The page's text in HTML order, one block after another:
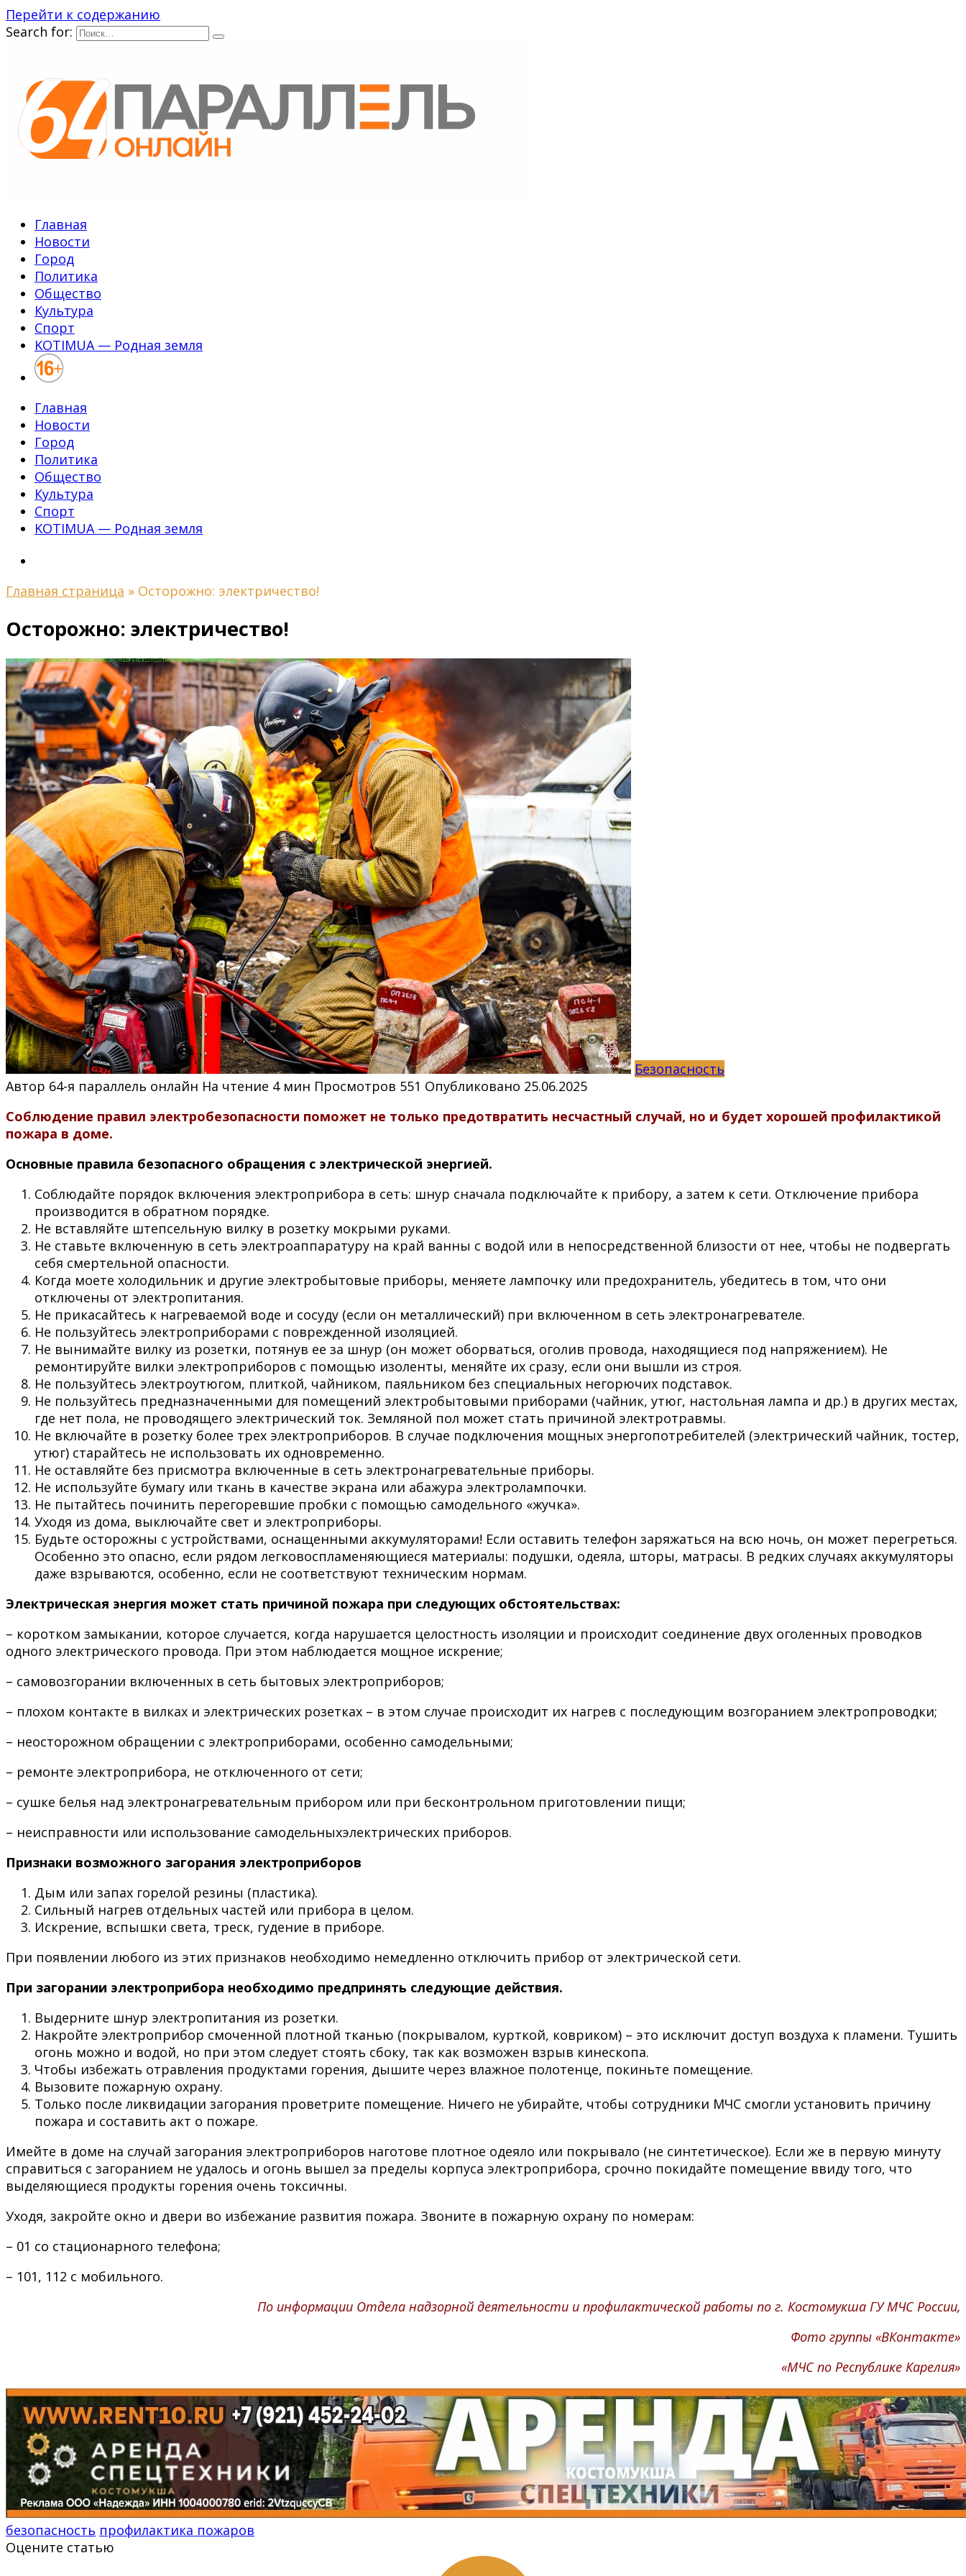
Перейти к содержанию
Search for:
Главная
Новости
Город
Политика
Общество
Культура
Спорт
KOTIMUA — Родная земля
Главная
Новости
Город
Политика
Общество
Культура
Спорт
KOTIMUA — Родная земля
Главная страница » Осторожно: электричество!
Осторожно: электричество!
Безопасность
Автор 64-я параллель онлайн На чтение 4 мин Просмотров 551 Опубликовано 25.06.2025
Соблюдение правил электробезопасности поможет не только предотвратить несчастный случай, но и будет хорошей профилактикой
пожара в доме.
Основные правила безопасного обращения с электрической энергией.
Соблюдайте порядок включения электроприбора в сеть: шнур сначала подключайте к прибору, а затем к сети. Отключение прибора
производится в обратном порядке.
Не вставляйте штепсельную вилку в розетку мокрыми руками.
Не ставьте включенную в сеть электроаппаратуру на край ванны с водой или в непосредственной близости от нее, чтобы не подвергать
себя смертельной опасности.
Когда моете холодильник и другие электробытовые приборы, меняете лампочку или предохранитель, убедитесь в том, что они
отключены от электропитания.
Не прикасайтесь к нагреваемой воде и сосуду (если он металлический) при включенном в сеть электронагревателе.
Не пользуйтесь электроприборами с поврежденной изоляцией.
Не вынимайте вилку из розетки, потянув ее за шнур (он может оборваться, оголив провода, находящиеся под напряжением). Не
ремонтируйте вилки электроприборов с помощью изоленты, меняйте их сразу, если они вышли из строя.
Не пользуйтесь электроутюгом, плиткой, чайником, паяльником без специальных негорючих подставок.
Не пользуйтесь предназначенными для помещений электробытовыми приборами (чайник, утюг, настольная лампа и др.) в других местах,
где нет пола, не проводящего электрический ток. Земляной пол может стать причиной электротравмы.
Не включайте в розетку более трех электроприборов. В случае подключения мощных энергопотребителей (электрический чайник, тостер,
утюг) старайтесь не использовать их одновременно.
Не оставляйте без присмотра включенные в сеть электронагревательные приборы.
Не используйте бумагу или ткань в качестве экрана или абажура электролампочки.
Не пытайтесь починить перегоревшие пробки с помощью самодельного «жучка».
Уходя из дома, выключайте свет и электроприборы.
Будьте осторожны с устройствами, оснащенными аккумуляторами! Если оставить телефон заряжаться на всю ночь, он может перегреться.
Особенно это опасно, если рядом легковоспламеняющиеся материалы: подушки, одеяла, шторы, матрасы. В редких случаях аккумуляторы
даже взрываются, особенно, если не соответствуют техническим нормам.
Электрическая энергия может стать причиной пожара при следующих обстоятельствах:
– коротком замыкании, которое случается, когда нарушается целостность изоляции и происходит соединение двух оголенных проводков
одного электрического провода. При этом наблюдается мощное искрение;
– самовозгорании включенных в сеть бытовых электроприборов;
– плохом контакте в вилках и электрических розетках – в этом случае происходит их нагрев с последующим возгоранием электропроводки;
– неосторожном обращении с электроприборами, особенно самодельными;
– ремонте электроприбора, не отключенного от сети;
– сушке белья над электронагревательным прибором или при бесконтрольном приготовлении пищи;
– неисправности или использование самодельныхэлектрических приборов.
Признаки возможного загорания электроприборов
Дым или запах горелой резины (пластика).
Сильный нагрев отдельных частей или прибора в целом.
Искрение, вспышки света, треск, гудение в приборе.
При появлении любого из этих признаков необходимо немедленно отключить прибор от электрической сети.
При загорании электроприбора необходимо предпринять следующие действия.
Выдерните шнур электропитания из розетки.
Накройте электроприбор смоченной плотной тканью (покрывалом, курткой, ковриком) – это исключит доступ воздуха к пламени. Тушить
огонь можно и водой, но при этом следует стоять сбоку, так как возможен взрыв кинескопа.
Чтобы избежать отравления продуктами горения, дышите через влажное полотенце, покиньте помещение.
Вызовите пожарную охрану.
Только после ликвидации загорания проветрите помещение. Ничего не убирайте, чтобы сотрудники МЧС смогли установить причину
пожара и составить акт о пожаре.
Имейте в доме на случай загорания электроприборов наготове плотное одеяло или покрывало (не синтетическое). Если же в первую минуту
справиться с загоранием не удалось и огонь вышел за пределы корпуса электроприбора, срочно покидайте помещение ввиду того, что
выделяющиеся продукты горения очень токсичны.
Уходя, закройте окно и двери во избежание развития пожара. Звоните в пожарную охрану по номерам:
– 01 со стационарного телефона;
– 101, 112 с мобильного.
По информации Отдела надзорной деятельности и профилактической работы по г. Костомукша ГУ МЧС России,
Фото группы «ВКонтакте»
«МЧС по Республике Карелия»
безопасность профилактика пожаров
Оцените статью